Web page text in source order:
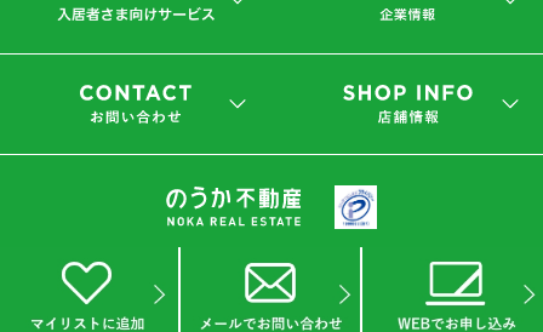
プライバシーポリシー
(C) 2019 NOKA REAL ESTATE Co.,Ltd.